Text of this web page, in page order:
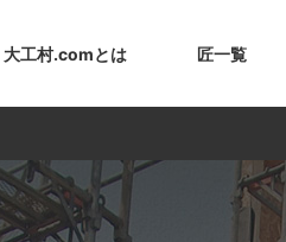
大工村.comとは 匠一覧